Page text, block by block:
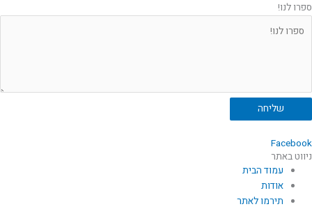
ספרו לנו!
שליחה
Facebook
ניווט באתר
עמוד הבית
אודות
תירמו לאתר